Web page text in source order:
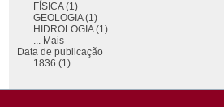
FÍSICA (1)
GEOLOGIA (1)
HIDROLOGIA (1)
... Mais
Data de publicação
1836 (1)